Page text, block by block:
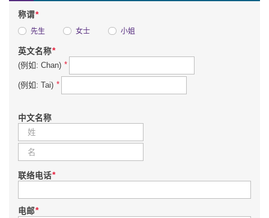
称谓*
先生 女士 小姐
英文名称*
(例如: Chan) *
(例如: Tai) *
中文名称
联络电话*
电邮*